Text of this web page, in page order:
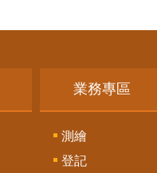
業務專區
測繪
登記